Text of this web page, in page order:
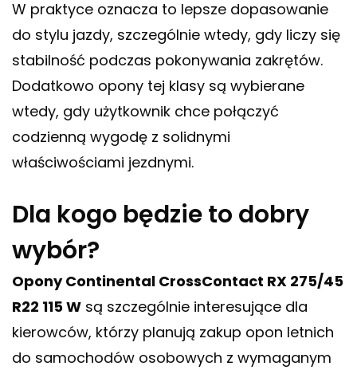
W praktyce oznacza to lepsze dopasowanie
do stylu jazdy, szczególnie wtedy, gdy liczy się
stabilność podczas pokonywania zakrętów.
Dodatkowo opony tej klasy są wybierane
wtedy, gdy użytkownik chce połączyć
codzienną wygodę z solidnymi
właściwościami jezdnymi.
Dla kogo będzie to dobry
wybór?
Opony Continental CrossContact RX 275/45
R22 115 W są szczególnie interesujące dla
kierowców, którzy planują zakup opon letnich
do samochodów osobowych z wymaganym